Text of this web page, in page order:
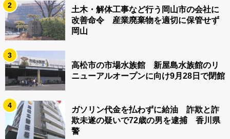
2
土木・解体工事など行う岡山市の会社に
改善命令 産業廃棄物を適切に保管せず
岡山
3
高松市の市場水族館 新屋島水族館のリ
ニューアルオープンに向け9月28日で閉館
4
ガソリン代金を払わずに給油 詐欺と詐
欺未遂の疑いで72歳の男を逮捕 香川県
警